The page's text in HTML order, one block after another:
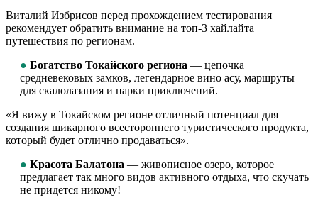
Виталий Избрисов перед прохождением тестирования
рекомендует обратить внимание на топ-3 хайлайта
путешествия по регионам.
● Богатство Токайского региона — цепочка
средневековых замков, легендарное вино асу, маршруты
для скалолазания и парки приключений.
«Я вижу в Токайском регионе отличный потенциал для
создания шикарного всестороннего туристического продукта,
который будет отлично продаваться».
● Красота Балатона — живописное озеро, которое
предлагает так много видов активного отдыха, что скучать
не придется никому!